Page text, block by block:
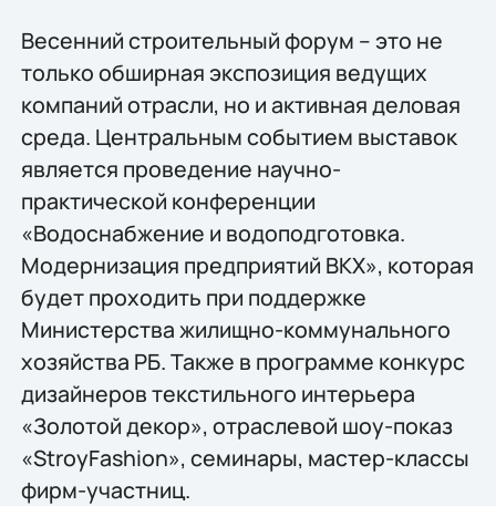
Весенний строительный форум – это не
только обширная экспозиция ведущих
компаний отрасли, но и активная деловая
среда. Центральным событием выставок
является проведение научно-
практической конференции
«Водоснабжение и водоподготовка.
Модернизация предприятий ВКХ», которая
будет проходить при поддержке
Министерства жилищно-коммунального
хозяйства РБ. Также в программе конкурс
дизайнеров текстильного интерьера
«Золотой декор», отраслевой шоу-показ
«StroyFashion», семинары, мастер-классы
фирм-участниц.